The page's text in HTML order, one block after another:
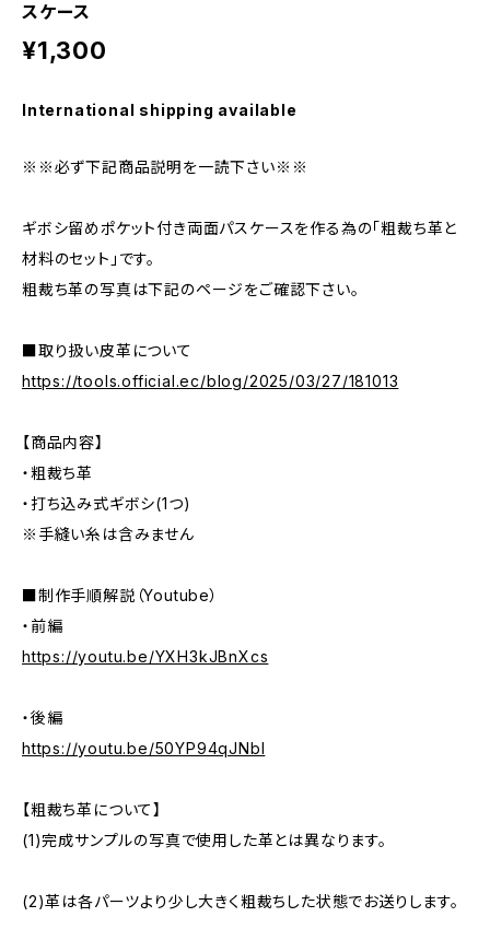
スケース
¥1,300
International shipping available
※※必ず下記商品説明を一読下さい※※
ギボシ留めポケット付き両面パスケースを作る為の「粗裁ち革と
材料のセット」です。
粗裁ち革の写真は下記のページをご確認下さい。
■取り扱い皮革について
https://tools.official.ec/blog/2025/03/27/181013
【商品内容】
・粗裁ち革
・打ち込み式ギボシ(1つ)
※手縫い糸は含みません
■制作手順解説（Youtube）
・前編
https://youtu.be/YXH3kJBnXcs
・後編
https://youtu.be/50YP94qJNbI
【粗裁ち革について】
(1)完成サンプルの写真で使用した革とは異なります。
(2)革は各パーツより少し大きく粗裁ちした状態でお送りします。